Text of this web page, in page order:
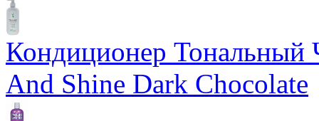
Кондиционер Тональный
And Shine Dark Chocolate